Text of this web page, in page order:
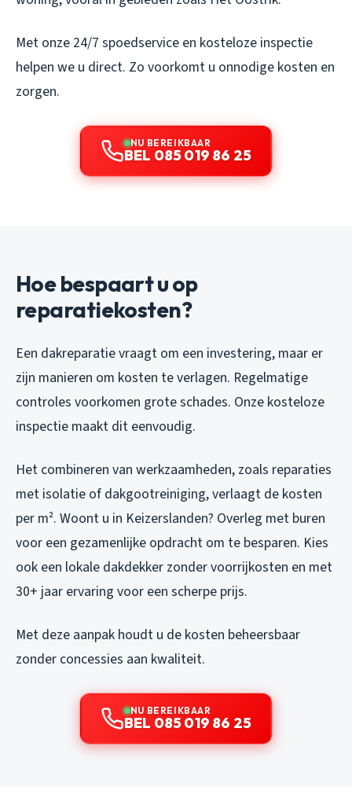
Met onze 24/7 spoedservice en kosteloze inspectie
helpen we u direct. Zo voorkomt u onnodige kosten en
zorgen.
NU BEREIKBAAR
BEL 085 019 86 25
Hoe bespaart u op
reparatiekosten?
Een dakreparatie vraagt om een investering, maar er
zijn manieren om kosten te verlagen. Regelmatige
controles voorkomen grote schades. Onze kosteloze
inspectie maakt dit eenvoudig.
Het combineren van werkzaamheden, zoals reparaties
met isolatie of dakgootreiniging, verlaagt de kosten
per m². Woont u in Keizerslanden? Overleg met buren
voor een gezamenlijke opdracht om te besparen. Kies
ook een lokale dakdekker zonder voorrijkosten en met
30+ jaar ervaring voor een scherpe prijs.
Met deze aanpak houdt u de kosten beheersbaar
zonder concessies aan kwaliteit.
NU BEREIKBAAR
BEL 085 019 86 25